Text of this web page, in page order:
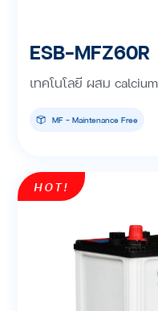
ESB-MFZ60R
เทคโนโลยี ผสม
MF - Maintenance Free
HOT!